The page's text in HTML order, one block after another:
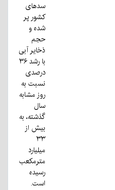
سدهای
کشور پر
شده و
حجم
ذخایر آبی
با رشد ۳۶
درصدی
نسبت به
روز مشابه
سال
گذشته، به
بیش از
۳۳
میلیارد
مترمکعب
رسیده
است.